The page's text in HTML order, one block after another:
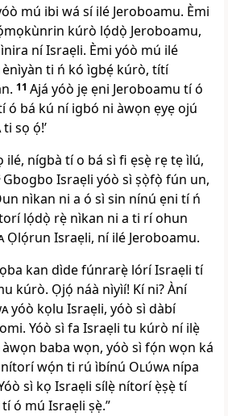
mú ibi wá sí ilé Jeroboamu. Èmi
kúrò lọ́dọ̀ Jeroboamu,
ní Israẹli. Èmi yóò mú ilé
ti ń kó ìgbẹ́ kúrò, títí
11 Ajá yóò jẹ ẹni Jeroboamu tí ó
ó bá kú ní igbó ni àwọn ẹyẹ ojú
ti sọ ọ́!’
ilé, nígbà tí o bá sì fi ẹsẹ̀ rẹ tẹ ìlú,
Gbogbo Israẹli yóò sì ṣọ̀fọ̀ fún un,
nìkan ni a ó sì sin nínú ẹni tí ń
lọ́dọ̀ rẹ̀ nìkan ni a ti rí ohun
Ọlọ́run Israẹli, ní ilé Jeroboamu.
kan dìde fúnrarẹ̀ lórí Israẹli tí
kúrò. Ọjọ́ náà nìyìí! Kí ni? Àní
yóò kọlu Israẹli, yóò sì dàbí
Yóò sì fa Israẹli tu kúrò ní ilẹ̀
baba wọn, yóò sì fọ́n wọn ká
wọ́n ti rú ìbínú Olúwanípa
sì kọ Israẹli sílẹ̀ nítorí ẹ̀ṣẹ̀ tí
ó mú Israẹli ṣẹ̀.”